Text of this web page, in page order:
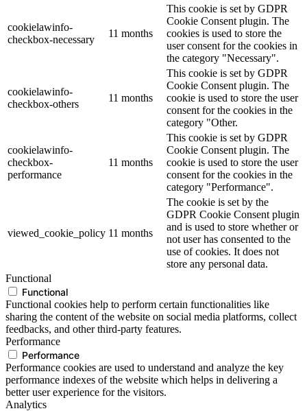
cookielawinfo-
checkbox-necessary
11 months
This cookie is set by GDPR
Cookie Consent plugin. The
cookies is used to store the
user consent for the cookies in
the category "Necessary".
cookielawinfo-
checkbox-others
11 months
This cookie is set by GDPR
Cookie Consent plugin. The
cookie is used to store the user
consent for the cookies in the
category "Other.
cookielawinfo-
checkbox-
performance
11 months
This cookie is set by GDPR
Cookie Consent plugin. The
cookie is used to store the user
consent for the cookies in the
category "Performance".
viewed_cookie_policy 11 months
The cookie is set by the
GDPR Cookie Consent plugin
and is used to store whether or
not user has consented to the
use of cookies. It does not
store any personal data.
Functional
Functional
Functional cookies help to perform certain functionalities like
sharing the content of the website on social media platforms, collect
feedbacks, and other third-party features.
Performance
Performance
Performance cookies are used to understand and analyze the key
performance indexes of the website which helps in delivering a
better user experience for the visitors.
Analytics